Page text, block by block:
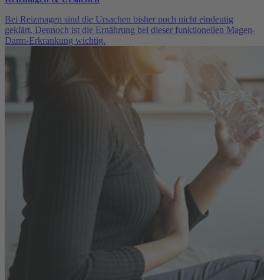
Bei Reizmagen sind die Ursachen bisher noch nicht eindeutig
geklärt. Dennoch ist die Ernährung bei dieser funktionellen Magen-
Darm-Erkrankung wichtig.